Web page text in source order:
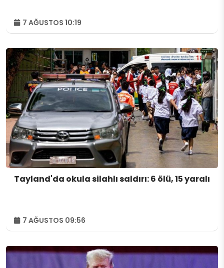
7 AĞUSTOS 10:19
Tayland'da okula silahlı saldırı: 6 ölü, 15 yaralı
7 AĞUSTOS 09:56